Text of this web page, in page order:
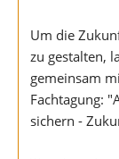
Um die
zu gestalten,
gemeinsam
Fachtagung:
sichern -